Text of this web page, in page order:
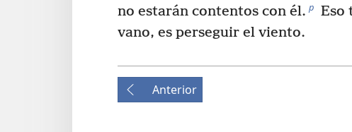
no estarán contentos con él. p Eso
vano, es perseguir el viento.
Anterior